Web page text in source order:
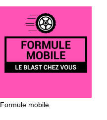
Formule mobile